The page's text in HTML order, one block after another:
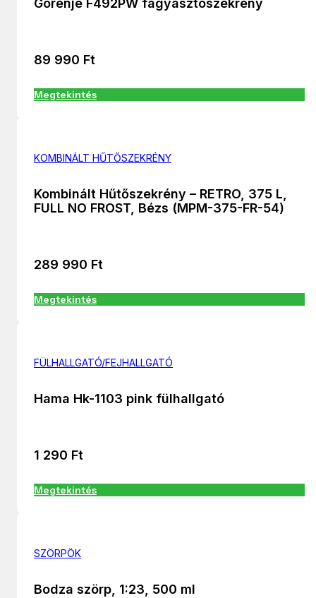
89 990 Ft
Megtekintés
KOMBINÁLT HŰTŐSZEKRÉNY
Kombinált Hűtőszekrény – RETRO, 375 L,
FULL NO FROST, Bézs (MPM-375-FR-54)
289 990 Ft
Megtekintés
FÜLHALLGATÓ/FEJHALLGATÓ
Hama Hk-1103 pink fülhallgató
1 290 Ft
Megtekintés
SZÖRPÖK
Bodza szörp, 1:23, 500 ml